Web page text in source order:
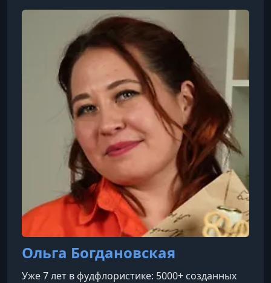
позицию №1 на рынке, а также создатель и
преподаватель более 15 авторских
кондитерских курсов. Как шеф-кондитер и
технолог она разработала рецептуры, по
которым готовят тысячи учеников.Свою
карьеру начала 10 лет
Ольга Богдановская
Уже 7 лет в фудфлористике: 5000+ созданных